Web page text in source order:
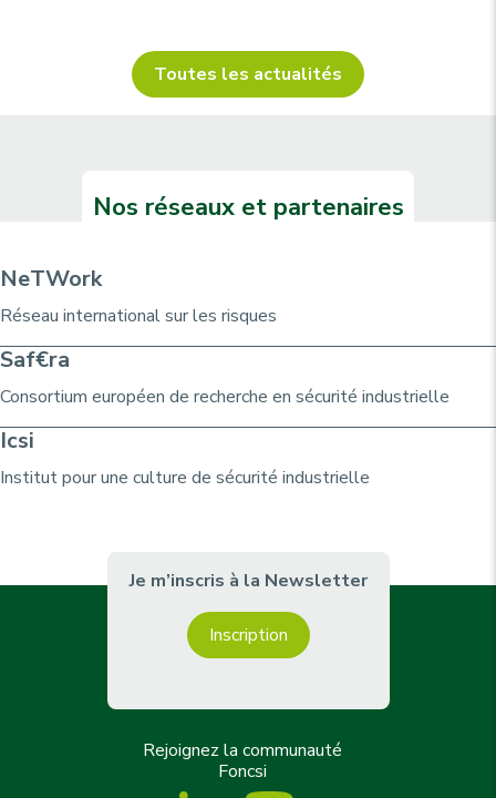
Toutes les actualités
Nos réseaux et partenaires
NeTWork
Réseau international sur les risques
Saf€ra
Consortium européen de recherche en sécurité industrielle
Icsi
Institut pour une culture de sécurité industrielle
Je m’inscris à la Newsletter
Inscription
Rejoignez la communauté
Foncsi